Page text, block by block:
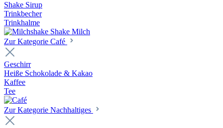
Shake Sirup
Trinkbecher
Trinkhalme
Zur Kategorie Café
Geschirr
Heiße Schokolade & Kakao
Kaffee
Tee
Zur Kategorie Nachhaltiges